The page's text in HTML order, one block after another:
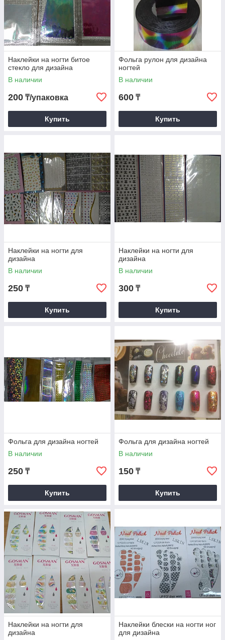
Наклейки на ногти битое
стекло для дизайна
В наличии
200 ₸/упаковка
Купить
Фольга рулон для дизайна
ногтей
В наличии
600 ₸
Купить
Наклейки на ногти для
дизайна
В наличии
250 ₸
Купить
Наклейки на ногти для
дизайна
В наличии
300 ₸
Купить
Фольга для дизайна ногтей
В наличии
250 ₸
Купить
Фольга для дизайна ногтей
В наличии
150 ₸
Купить
Наклейки на ногти для
дизайна
Наклейки блески на ногти ног
для дизайна